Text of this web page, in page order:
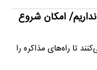
امکان شروع
تا راه‌های مذاکره را